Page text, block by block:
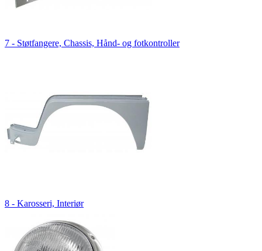
7 - Støtfangere, Chassis, Hånd- og fotkontroller
8 - Karosseri, Interiør